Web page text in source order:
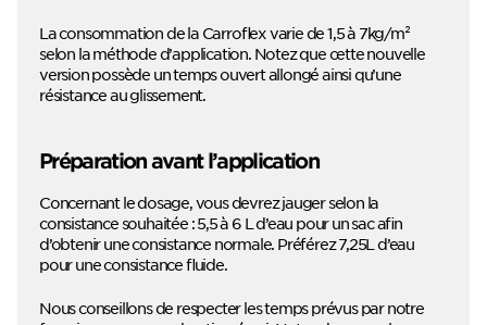
La consommation de la Carroflex varie de 1,5 à 7kg/m²
selon la méthode d’application. Notez que cette nouvelle
version possède un temps ouvert allongé ainsi qu’une
résistance au glissement.
Préparation avant l’application
Concernant le dosage, vous devrez jauger selon la
consistance souhaitée : 5,5 à 6 L d’eau pour un sac afin
d’obtenir une consistance normale. Préférez 7,25L d’eau
pour une consistance fluide.
Nous conseillons de respecter les temps prévus par notre